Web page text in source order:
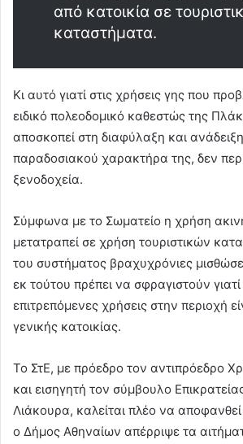
από κατοικία σε
καταστήματα.
Κι αυτό γιατί στις χρήσεις γης που
ειδικό πολεοδομικό καθεστώς της
αποσκοπεί στη διαφύλαξη και
παραδοσιακού χαρακτήρα της, δεν
ξενοδοχεία.
Σύμφωνα με το Σωματείο η χρήση
μετατραπεί σε χρήση τουριστικών
του συστήματος βραχυχρόνιες
εκ τούτου πρέπει να σφραγιστούν
επιτρεπόμενες χρήσεις στην περιοχή
γενικής κατοικίας.
Το ΣτΕ, με πρόεδρο τον αντιπρόεδρο
και εισηγητή τον σύμβουλο
Λιάκουρα, καλείται πλέο να
ο Δήμος Αθηναίων απέρριψε τα